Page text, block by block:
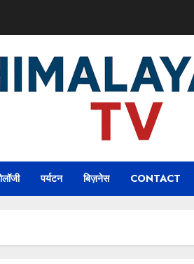
पर्यटन बिज़नेस CONTACT